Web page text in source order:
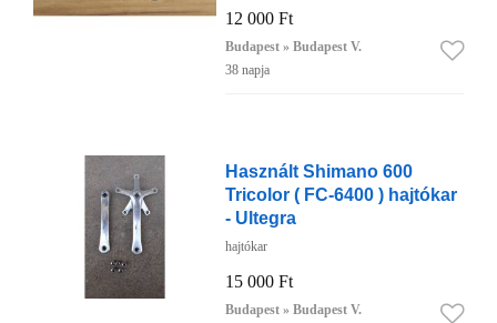
12 000 Ft
Budapest » Budapest V.
38 napja
Használt Shimano 600
Tricolor ( FC-6400 ) hajtókar
- Ultegra
hajtókar
15 000 Ft
Budapest » Budapest V.